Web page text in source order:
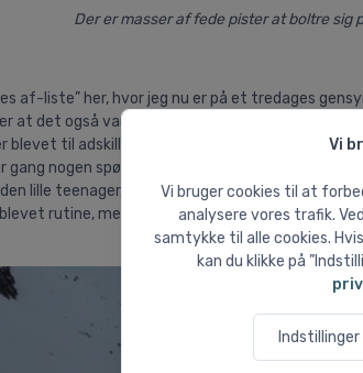
Vi
Vi bruger cookies til at
analysere vores trafik.
samtykke til alle cookies.
kan du klikke på
Indstillinger
Der er masser af fede pister at boltre sig
af-liste” her, hvor jeg nu er på et tredages
at det også var her jeg stod på ski på en
blevet til adskillige gletcher-løb siden dengang,
nogen spørger mig, hvordan det er at stå
lille teenager, der skal op på gletcheren for
rutine, men der er bare pludselig så mange